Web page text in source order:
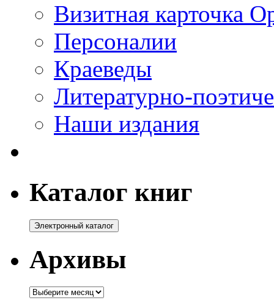
Визитная карточка
Персоналии
Краеведы
Литературно-
Наши издания
Каталог книг
Архивы
Архивы